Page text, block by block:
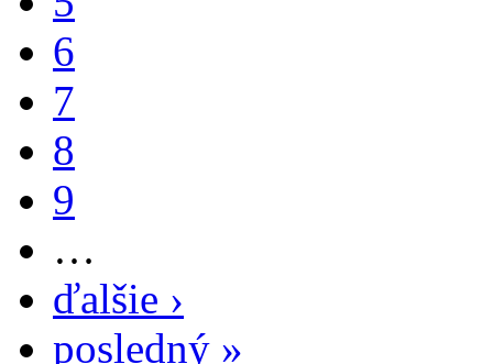
6
7
8
9
…
ďalšie ›
posledný »